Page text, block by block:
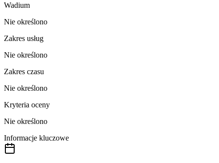
Wadium
Nie określono
Zakres usług
Nie określono
Zakres czasu
Nie określono
Kryteria oceny
Nie określono
Informacje kluczowe